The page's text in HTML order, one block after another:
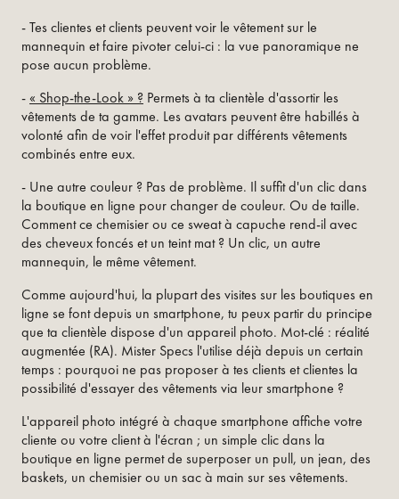
- Tes clientes et clients peuvent voir le vêtement sur le
mannequin et faire pivoter celui-ci : la vue panoramique ne
pose aucun problème.
-« Shop-the-Look » ? Permets à ta clientèle d'assortir les
vêtements de ta gamme. Les avatars peuvent être habillés à
volonté afin de voir l'effet produit par différents vêtements
combinés entre eux.
- Une autre couleur ? Pas de problème. Il suffit d'un clic dans
la boutique en ligne pour changer de couleur. Ou de taille.
Comment ce chemisier ou ce sweat à capuche rend-il avec
des cheveux foncés et un teint mat ? Un clic, un autre
mannequin, le même vêtement.
Comme aujourd'hui, la plupart des visites sur les boutiques en
ligne se font depuis un smartphone, tu peux partir du principe
que ta clientèle dispose d'un appareil photo. Mot-clé : réalité
augmentée (RA). Mister Specs l'utilise déjà depuis un certain
temps : pourquoi ne pas proposer à tes clients et clientes la
possibilité d'essayer des vêtements via leur smartphone ?
L'appareil photo intégré à chaque smartphone affiche votre
cliente ou votre client à l'écran ; un simple clic dans la
boutique en ligne permet de superposer un pull, un jean, des
baskets, un chemisier ou un sac à main sur ses vêtements.